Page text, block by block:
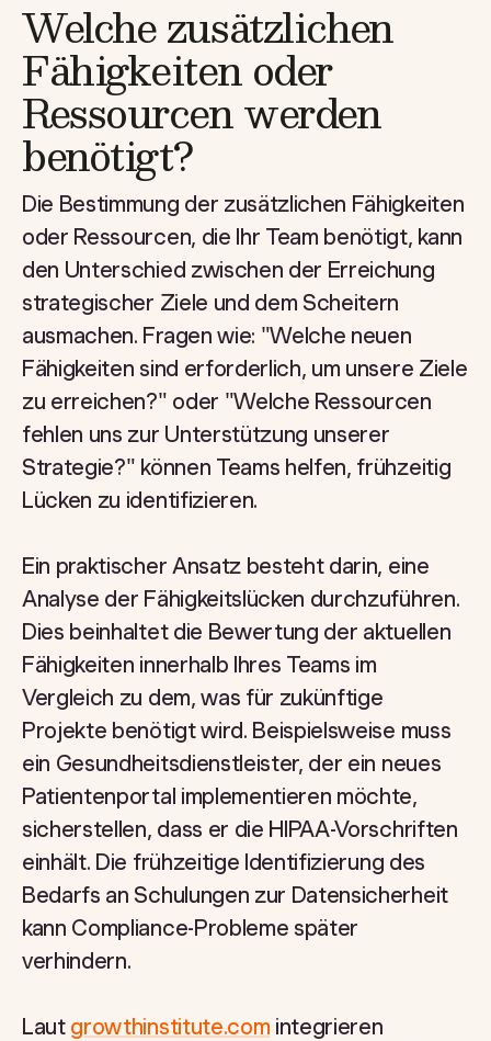
Welche zusätzlichen
Fähigkeiten oder
Ressourcen werden
benötigt?
Die Bestimmung der zusätzlichen Fähigkeiten
oder Ressourcen, die Ihr Team benötigt, kann
den Unterschied zwischen der Erreichung
strategischer Ziele und dem Scheitern
ausmachen. Fragen wie: "Welche neuen
Fähigkeiten sind erforderlich, um unsere Ziele
zu erreichen?" oder "Welche Ressourcen
fehlen uns zur Unterstützung unserer
Strategie?" können Teams helfen, frühzeitig
Lücken zu identifizieren.
Ein praktischer Ansatz besteht darin, eine
Analyse der Fähigkeitslücken durchzuführen.
Dies beinhaltet die Bewertung der aktuellen
Fähigkeiten innerhalb Ihres Teams im
Vergleich zu dem, was für zukünftige
Projekte benötigt wird. Beispielsweise muss
ein Gesundheitsdienstleister, der ein neues
Patientenportal implementieren möchte,
sicherstellen, dass er die HIPAA-Vorschriften
einhält. Die frühzeitige Identifizierung des
Bedarfs an Schulungen zur Datensicherheit
kann Compliance-Probleme später
verhindern.
Laut growthinstitute.com integrieren